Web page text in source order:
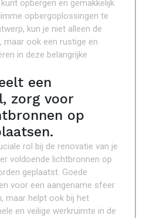
opbergen en gemakkelijk
opbergoplossingen te
kun je niet alleen de
ook een rustige en
in deze belangrijke
een
zorg voor
op
rol bij de renovatie van je
voldoende lichtbronnen op
geplaatst. Goede
voor een aangename sfeer
maar helpt ook bij het
en veilige werkruimte in de